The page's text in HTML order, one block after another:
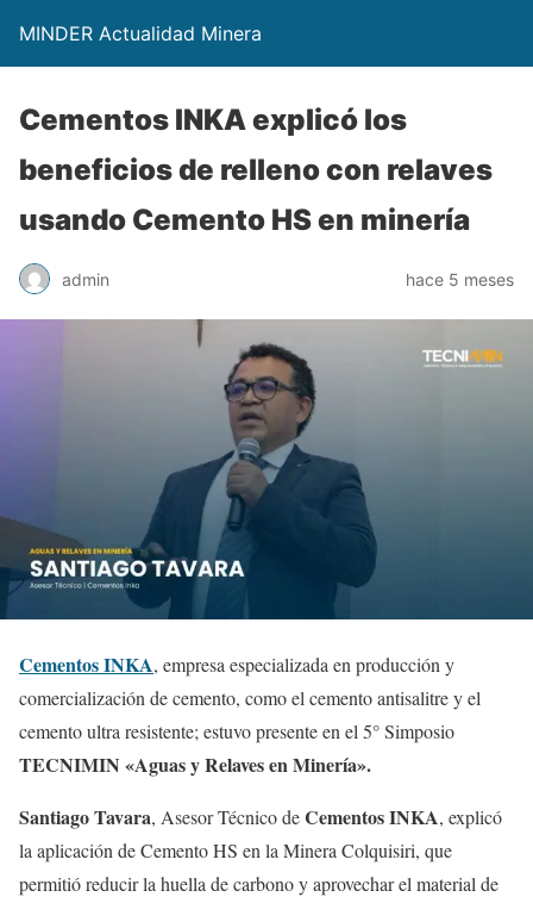
MINDER Actualidad Minera
Cementos INKA explicó los
beneficios de relleno con relaves
usando Cemento HS en minería
admin hace 5 meses
Cementos INKA, empresa especializada en producción y
comercialización de cemento, como el cemento antisalitre y el
cemento ultra resistente; estuvo presente en el 5° Simposio
TECNIMIN «Aguas y Relaves en Minería».
Santiago Tavara, Asesor Técnico deCementos INKA, explicó
la aplicación de Cemento HS en la Minera Colquisiri, que
permitió reducir la huella de carbono y aprovechar el material de